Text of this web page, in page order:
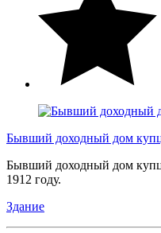
Бывший доходный дом
Бывший доходный дом
1912 году.
Здание